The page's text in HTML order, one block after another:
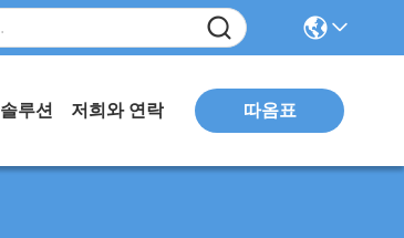
솔루션 저희와 연락 따옴표